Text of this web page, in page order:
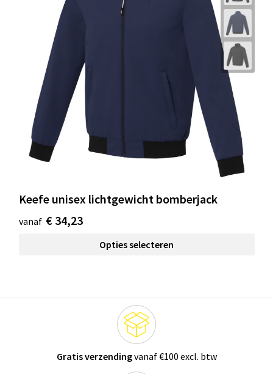
Keefe unisex lichtgewicht bomberjack
vanaf € 34,23
Opties selecteren
Gratis verzendingvanaf €100 excl. btw